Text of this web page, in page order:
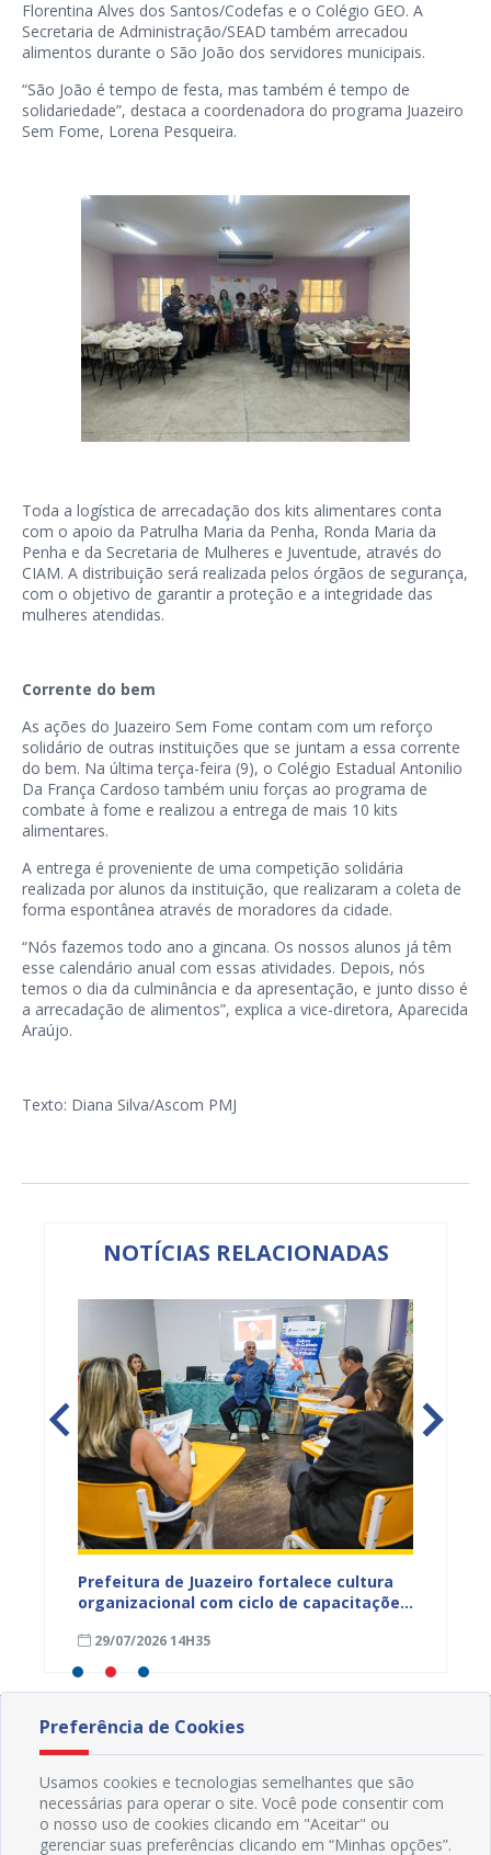
Florentina Alves dos Santos/Codefas e o Colégio GEO. A
Secretaria de Administração/SEAD também arrecadou
alimentos durante o São João dos servidores municipais.
“São João é tempo de festa, mas também é tempo de
solidariedade”, destaca a coordenadora do programa Juazeiro
Sem Fome, Lorena Pesqueira.
Toda a logística de arrecadação dos kits alimentares conta
com o apoio da Patrulha Maria da Penha, Ronda Maria da
Penha e da Secretaria de Mulheres e Juventude, através do
CIAM. A distribuição será realizada pelos órgãos de segurança,
com o objetivo de garantir a proteção e a integridade das
mulheres atendidas.
Corrente do bem
As ações do Juazeiro Sem Fome contam com um reforço
solidário de outras instituições que se juntam a essa corrente
do bem. Na última terça-feira (9), o Colégio Estadual Antonilio
Da França Cardoso também uniu forças ao programa de
combate à fome e realizou a entrega de mais 10 kits
alimentares.
A entrega é proveniente de uma competição solidária
realizada por alunos da instituição, que realizaram a coleta de
forma espontânea através de moradores da cidade.
“Nós fazemos todo ano a gincana. Os nossos alunos já têm
esse calendário anual com essas atividades. Depois, nós
temos o dia da culminância e da apresentação, e junto disso é
a arrecadação de alimentos”, explica a vice-diretora, Aparecida
Araújo.
Texto: Diana Silva/Ascom PMJ
NOTÍCIAS RELACIONADAS
Prefeitura de Juazeiro fortalece cultura
organizacional com ciclo de capacitações
29/07/2026 14H35
Preferência de Cookies
Usamos cookies e tecnologias semelhantes que são
necessárias para operar o site. Você pode consentir com
o nosso uso de cookies clicando em "Aceitar" ou
gerenciar suas preferências clicando em “Minhas opções”.